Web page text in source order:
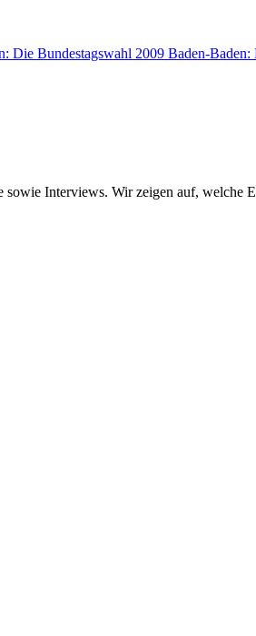
Bundestagswahl 2009 Baden-Baden:
Interviews. Wir zeigen auf, welche